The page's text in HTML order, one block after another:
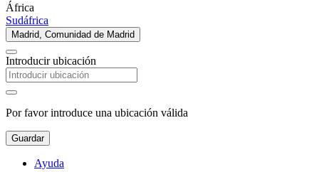
África
Sudáfrica
Madrid, Comunidad de Madrid
Introducir ubicación
Por favor introduce una ubicación válida
Guardar
Ayuda